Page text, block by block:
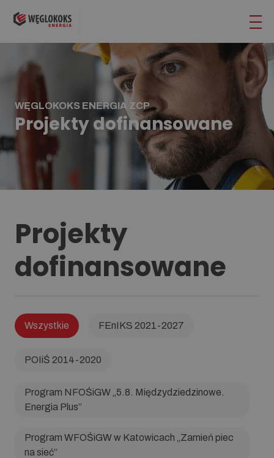
WĘGLOKOKS ENERGIA ZCP
Projekty dofinansowane
Projekty
dofinansowane
Wszystkie FEnIKS 2021-2027
POIiŚ 2014-2020
Program NFOŚiGW „5.8. Międzydziedzinowe.
Energia Plus”
Program WFOŚiGW w Katowicach „Zamień piec
na sieć”